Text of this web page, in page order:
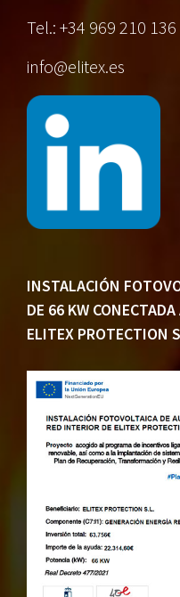
Tel.: +34 969 210 136
info@elitex.es
INSTALACIÓN
DE 66 KW
ELITEX PROTECTION